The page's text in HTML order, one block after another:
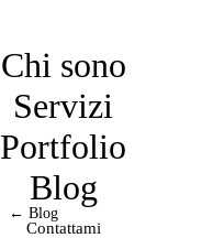
Chi sono
Servizi
Portfolio
Blog
Contattami
← Blog